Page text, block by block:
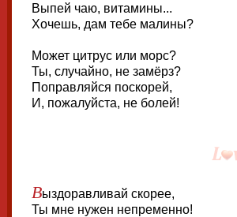
Выпей чаю, витамины...
Хочешь, дам тебе малины?
Может цитрус или морс?
Ты, случайно, не замёрз?
Поправляйся поскорей,
И, пожалуйста, не болей!
Выздоравливай скорее,
Ты мне нужен непременно!